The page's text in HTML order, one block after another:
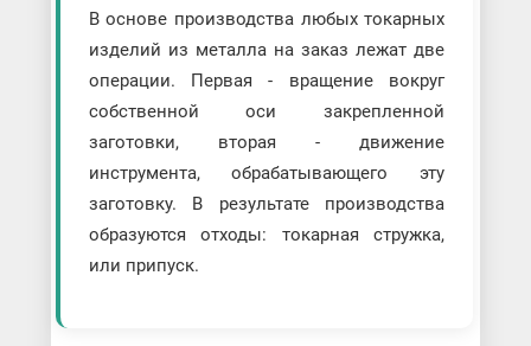
В основе производства любых токарных
изделий из металла на заказ лежат две
операции. Первая - вращение вокруг
собственной оси закрепленной
заготовки, вторая - движение
инструмента, обрабатывающего эту
заготовку. В результате производства
образуются отходы: токарная стружка,
или припуск.